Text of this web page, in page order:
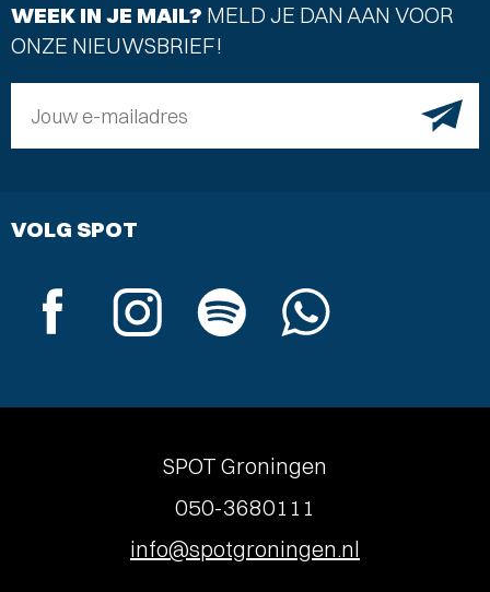
WEEK IN JE MAIL? MELD JE DAN AAN VOOR
ONZE NIEUWSBRIEF!
Jouw e-mailadres
VOLG SPOT
SPOT Groningen
050-3680111
info@spotgroningen.nl